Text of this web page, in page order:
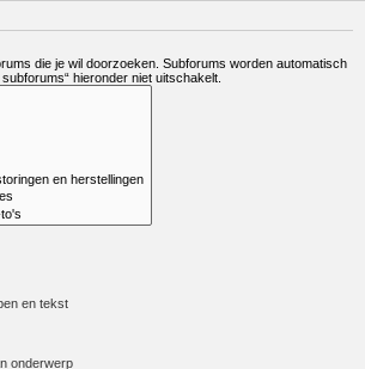
die je wil doorzoeken. Subforums worden automatisch
hieronder niet uitschakelt.
en tekst
onderwerp